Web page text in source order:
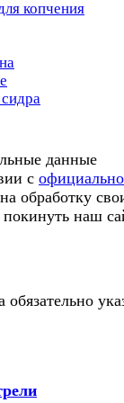
копчения
данные
с
обработку
наш